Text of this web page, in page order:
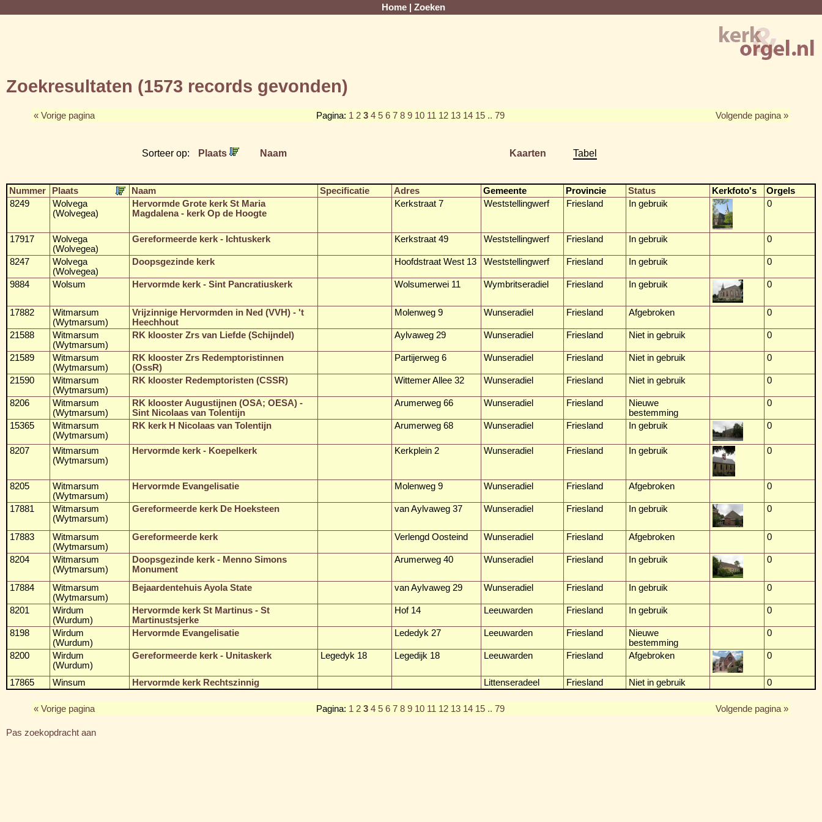
Home Zoeken
Zoekresultaten (1573 records gevonden)
« Vorige pagina Pagina: 1 2 3 4 5 6 7 8 9 10 11 12 13 14 15 .. 79 Volgende pagina »
Sorteer op: Plaats Naam Kaarten Tabel
Nummer Plaats Naam Specificatie Adres Gemeente Provincie Status Kerkfoto's
Orgels
8249
Wolvega
(Wolvegea)
Hervormde Grote kerk St Maria
Magdalena - kerk Op de Hoogte
Kerkstraat 7 Weststellingwerf Friesland In gebruik 0
17917
Wolvega
(Wolvegea)
Gereformeerde kerk - Ichtuskerk Kerkstraat 49 Weststellingwerf Friesland In gebruik 0
8247
Wolvega
(Wolvegea)
Doopsgezinde kerk Hoofdstraat West 13 Weststellingwerf Friesland In gebruik 0
9884 Wolsum Hervormde kerk - Sint Pancratiuskerk Wolsumerwei 11 Wymbritseradiel Friesland In gebruik 0
17882
Witmarsum
(Wytmarsum)
Vrijzinnige Hervormden in Ned (VVH) - 't
Heechhout
Molenweg 9 Wunseradiel Friesland Afgebroken 0
21588
Witmarsum
(Wytmarsum)
RK klooster Zrs van Liefde (Schijndel) Aylvaweg 29 Wunseradiel Friesland Niet in gebruik 0
21589
Witmarsum
(Wytmarsum)
RK klooster Zrs Redemptoristinnen
(OssR)
Partijerweg 6 Wunseradiel Friesland Niet in gebruik 0
21590
Witmarsum
(Wytmarsum)
RK klooster Redemptoristen (CSSR) Wittemer Allee 32 Wunseradiel Friesland Niet in gebruik 0
8206
Witmarsum
(Wytmarsum)
RK klooster Augustijnen (OSA; OESA) -
Sint Nicolaas van Tolentijn
Arumerweg 66 Wunseradiel Friesland
Nieuwe
bestemming
0
15365
Witmarsum
(Wytmarsum)
RK kerk H Nicolaas van Tolentijn Arumerweg 68 Wunseradiel Friesland In gebruik 0
8207
Witmarsum
(Wytmarsum)
Hervormde kerk - Koepelkerk Kerkplein 2 Wunseradiel Friesland In gebruik 0
8205
Witmarsum
(Wytmarsum)
Hervormde Evangelisatie Molenweg 9 Wunseradiel Friesland Afgebroken 0
17881
Witmarsum
(Wytmarsum)
Gereformeerde kerk De Hoeksteen van Aylvaweg 37 Wunseradiel Friesland In gebruik 0
17883
Witmarsum
(Wytmarsum)
Gereformeerde kerk Verlengd Oosteind Wunseradiel Friesland Afgebroken 0
8204
Witmarsum
(Wytmarsum)
Doopsgezinde kerk - Menno Simons
Monument
Arumerweg 40 Wunseradiel Friesland In gebruik 0
17884
Witmarsum
(Wytmarsum)
Bejaardentehuis Ayola State van Aylvaweg 29 Wunseradiel Friesland In gebruik 0
8201
Wirdum
(Wurdum)
Hervormde kerk St Martinus - St
Martinustsjerke
Hof 14 Leeuwarden Friesland In gebruik 0
8198
Wirdum
(Wurdum)
Hervormde Evangelisatie Lededyk 27 Leeuwarden Friesland
Nieuwe
bestemming
0
8200
Wirdum
(Wurdum)
Gereformeerde kerk - Unitaskerk Legedyk 18 Legedijk 18 Leeuwarden Friesland Afgebroken 0
17865 Winsum Hervormde kerk Rechtszinnig Littenseradeel Friesland Niet in gebruik 0
« Vorige pagina Pagina: 1 2 3 4 5 6 7 8 9 10 11 12 13 14 15 .. 79 Volgende pagina »
Pas zoekopdracht aan